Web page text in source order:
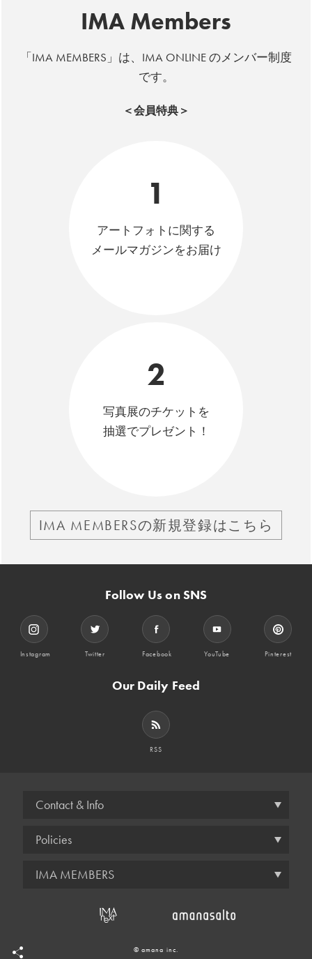
IMA Members
「IMA MEMBERS」は、IMA ONLINE のメンバー制度
です。
＜会員特典＞
1
アートフォトに関する
メールマガジンをお届け
2
写真展のチケットを
抽選でプレゼント！
IMA MEMBERSの新規登録はこちら
Follow Us on SNS
Instagram Twitter Facebook YouTube Pinterest
Our Daily Feed
RSS
Contact & Info
Policies
IMA MEMBERS
© amana inc.